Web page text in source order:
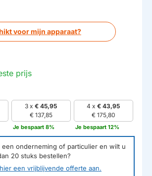
voor mijn apparaat?
prijs
3 x€ 45,95
€ 137,85
Je bespaart 8%
4 x€ 43,95
€ 175,80
Je bespaart 12%
een onderneming of particulier en wilt u
20 stuks bestellen?
een vrijblijvende offerte aan.